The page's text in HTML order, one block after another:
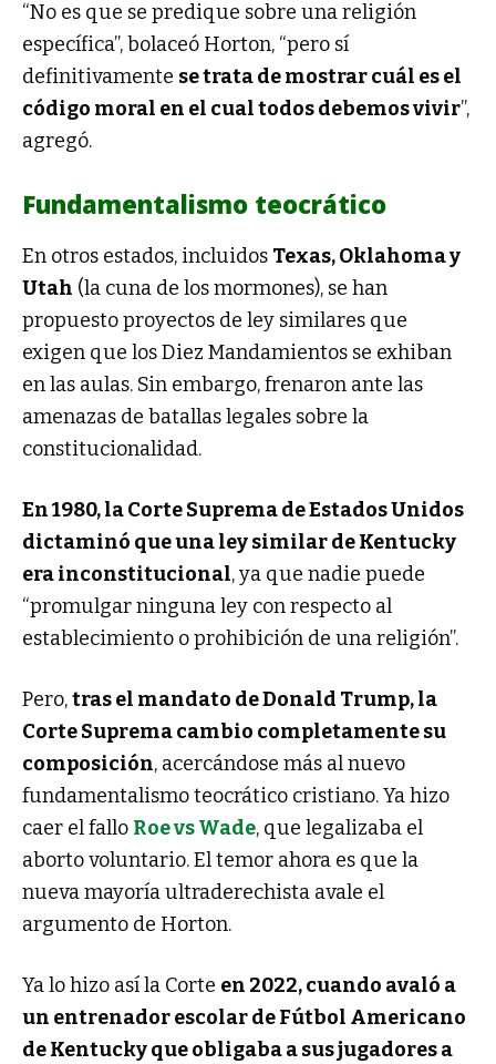
“No es que se predique sobre una religión
específica”, bolaceó Horton, “pero sí
definitivamente se trata de mostrar cuál es el
código moral en el cual todos debemos vivir”,
agregó.
Fundamentalismo teocrático
En otros estados, incluidos Texas, Oklahoma y
Utah (la cuna de los mormones), se han
propuesto proyectos de ley similares que
exigen que los Diez Mandamientos se exhiban
en las aulas. Sin embargo, frenaron ante las
amenazas de batallas legales sobre la
constitucionalidad.
En 1980, la Corte Suprema de Estados Unidos
dictaminó que una ley similar de Kentucky
era inconstitucional, ya que nadie puede
“promulgar ninguna ley con respecto al
establecimiento o prohibición de una religión”.
Pero,tras el mandato de Donald Trump, la
Corte Suprema cambio completamente su
composición, acercándose más al nuevo
fundamentalismo teocrático cristiano. Ya hizo
caer el fallo Roe vs Wade, que legalizaba el
aborto voluntario. El temor ahora es que la
nueva mayoría ultraderechista avale el
argumento de Horton.
Ya lo hizo así la Corte en 2022, cuando avaló a
un entrenador escolar de Fútbol Americano
de Kentucky que obligaba a sus jugadores a